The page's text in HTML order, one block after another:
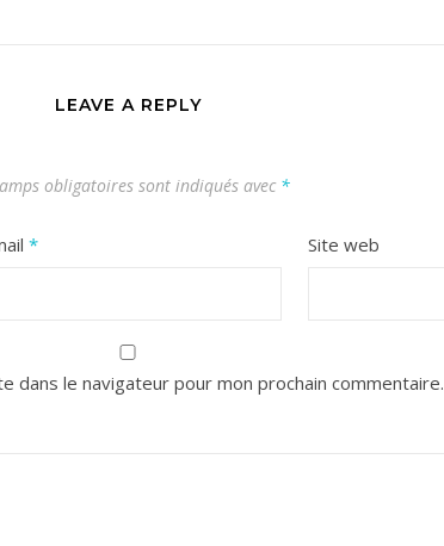
LEAVE A REPLY
obligatoires sont indiqués avec *
* Site web
dans le navigateur pour mon prochain commentaire.